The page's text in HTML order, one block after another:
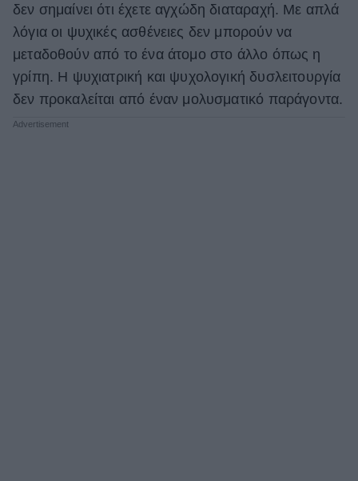
δεν σημαίνει ότι έχετε αγχώδη διαταραχή. Με απλά
λόγια οι ψυχικές ασθένειες δεν μπορούν να
μεταδοθούν από το ένα άτομο στο άλλο όπως η
γρίπη. Η ψυχιατρική και ψυχολογική δυσλειτουργία
δεν προκαλείται από έναν μολυσματικό παράγοντα.